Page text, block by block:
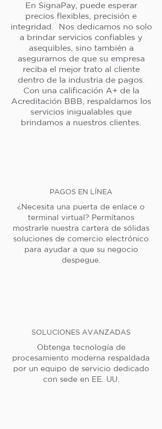
En SignaPay, puede esperar
precios flexibles, precisión e
integridad. Nos dedicamos no solo
a brindar servicios confiables y
asequibles, sino también a
asegurarnos de que su empresa
reciba el mejor trato al cliente
dentro de la industria de pagos.
Con una calificación A+ de la
Acreditación BBB, respaldamos los
servicios inigualables que
brindamos a nuestros clientes.
PAGOS EN LÍNEA
¿Necesita una puerta de enlace o
terminal virtual? Permítanos
mostrarle nuestra cartera de sólidas
soluciones de comercio electrónico
para ayudar a que su negocio
despegue.
SOLUCIONES AVANZADAS
Obtenga tecnología de
procesamiento moderna respaldada
por un equipo de servicio dedicado
con sede en EE. UU.